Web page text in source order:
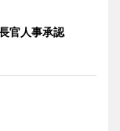
官人事承認